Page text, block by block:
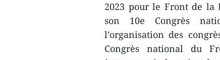
2023 pour le Front de la
son 10e Congrès
l’organisation des
Congrès national du